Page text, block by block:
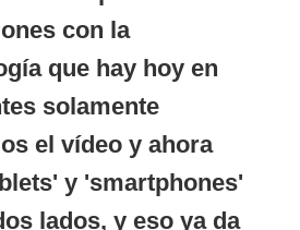
con la
que hay hoy en
solamente
el vídeo y ahora
y 'smartphones'
lados, y eso ya da